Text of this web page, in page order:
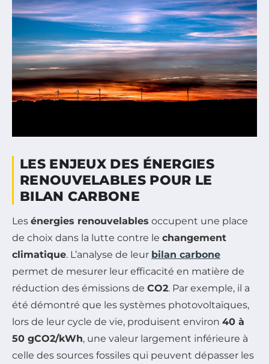
LES ENJEUX DES ÉNERGIES
RENOUVELABLES POUR LE
BILAN CARBONE
Les énergies renouvelables occupent une place
de choix dans la lutte contre le changement
climatique. L’analyse de leur bilan carbone
permet de mesurer leur efficacité en matière de
réduction des émissions de CO2. Par exemple, il a
été démontré que les systèmes photovoltaïques,
lors de leur cycle de vie, produisent environ 40 à
50 gCO2/kWh, une valeur largement inférieure à
celle des sources fossiles qui peuvent dépasser les